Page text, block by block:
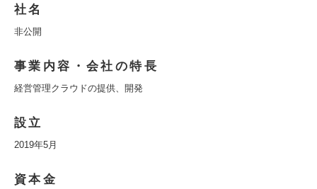
社名
非公開
事業内容・会社の特長
経営管理クラウドの提供、開発
設立
2019年5月
資本金